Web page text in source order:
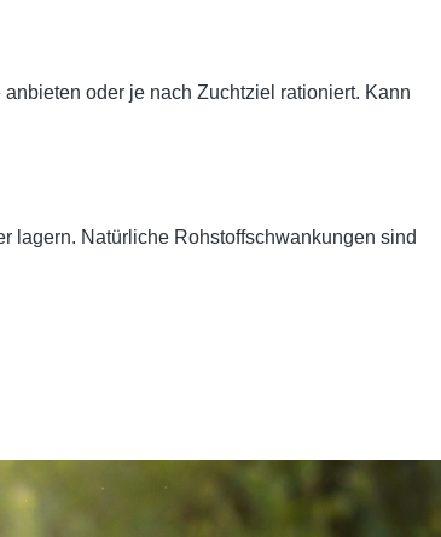
oder je nach Zuchtziel rationiert. Kann
lagern. Natürliche Rohstoffschwankungen sind